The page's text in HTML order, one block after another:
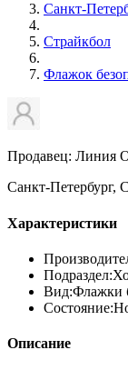
Санкт-
Страйкбол
Флажок
Продавец: Линия
Санкт-Петербург,
Характеристики
Подраздел:
Вид:Флажки
Состояние:
Описание